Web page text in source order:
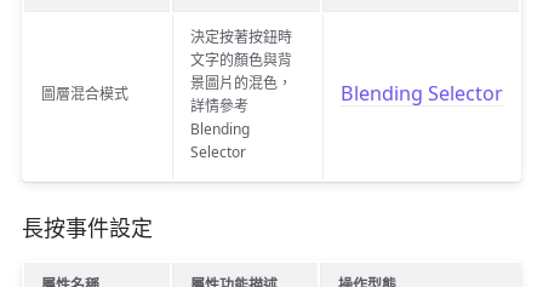
圖層混合模式
決定按著按鈕時
文字的顏色與背
景圖片的混色，
詳情參考
Blending
Selector
Blending Selector
長按事件設定